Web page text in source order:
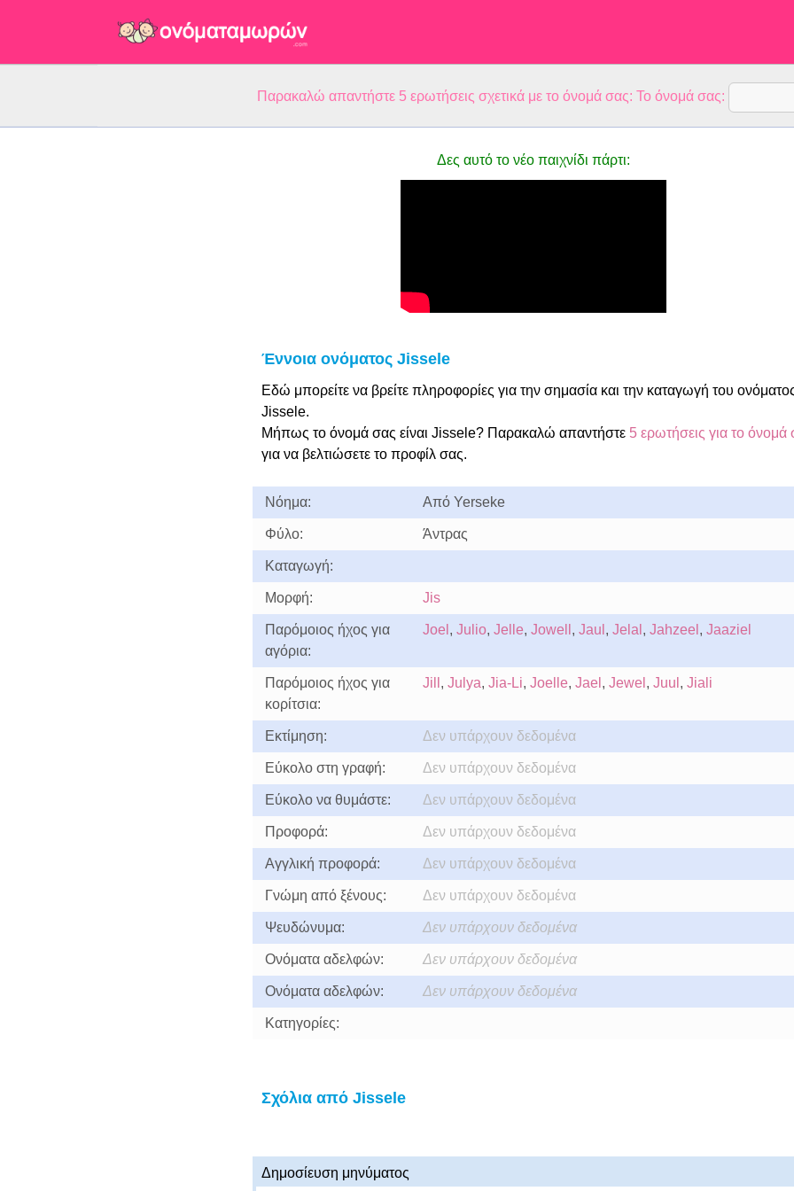
Παρακαλώ απαντήστε 5 ερωτήσεις σχετικά με το όνομά σας: Το όνομά σας:
Δες αυτό το νέο παιχνίδι πάρτι:
Έννοια ονόματος Jissele
Εδώ μπορείτε να βρείτε πληροφορίες για την σημασία και την καταγωγή του
Jissele.
Μήπως το όνομά σας είναι Jissele? Παρακαλώ απαντήστε5 ερωτήσεις για το όνομά
για να βελτιώσετε το προφίλ σας.
Νόημα: Από Yerseke
Φύλο: Άντρας
Καταγωγή:
Μορφή: Jis
Παρόμοιος ήχος για
αγόρια:
Joel , Julio, Jelle, Jowell , Jaul , Jelal , Jahzeel , Jaaziel
Παρόμοιος ήχος για
κορίτσια:
Jill , Julya, Jia-Li, Joelle, Jael , Jewel , Juul , Jiali
Εκτίμηση: Δεν υπάρχουν δεδομένα
Εύκολο στη γραφή: Δεν υπάρχουν δεδομένα
Εύκολο να θυμάστε: Δεν υπάρχουν δεδομένα
Προφορά: Δεν υπάρχουν δεδομένα
Αγγλική προφορά: Δεν υπάρχουν δεδομένα
Γνώμη από ξένους: Δεν υπάρχουν δεδομένα
Ψευδώνυμα: Δεν υπάρχουν δεδομένα
Ονόματα αδελφών: Δεν υπάρχουν δεδομένα
Ονόματα αδελφών: Δεν υπάρχουν δεδομένα
Κατηγορίες:
Σχόλια από Jissele
Δημοσίευση μηνύματος